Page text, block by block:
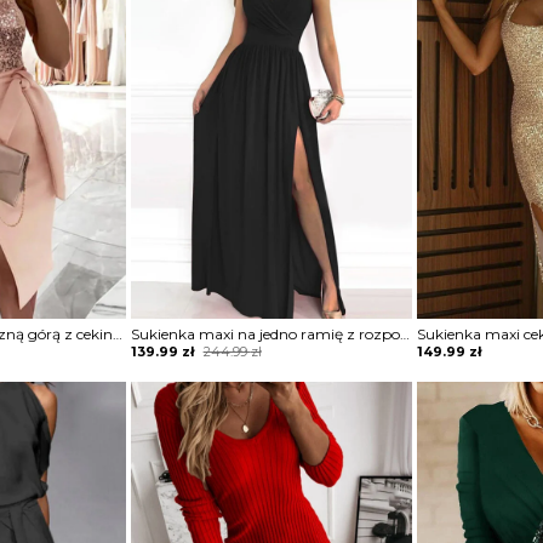
Sukienka z asymetryczną górą z cekinami Sukienka maxi na jedno ramię z rozporkiem
244.99zł
Original
was:
244.99 zł.
139.99 zł
Current
is:
139.99 zł.
149.99 zł